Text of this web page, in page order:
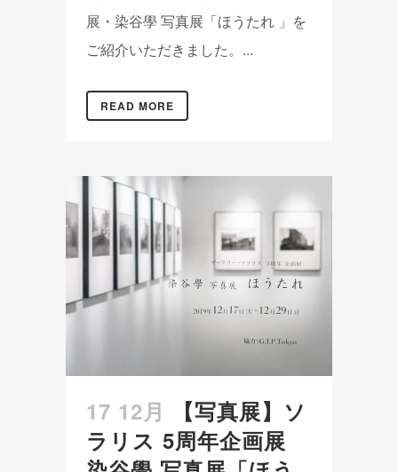
展・染谷學 写真展「ほうたれ 」を
ご紹介いただきました。...
READ MORE
17 12月
【写真展】ソ
ラリス 5周年企画展